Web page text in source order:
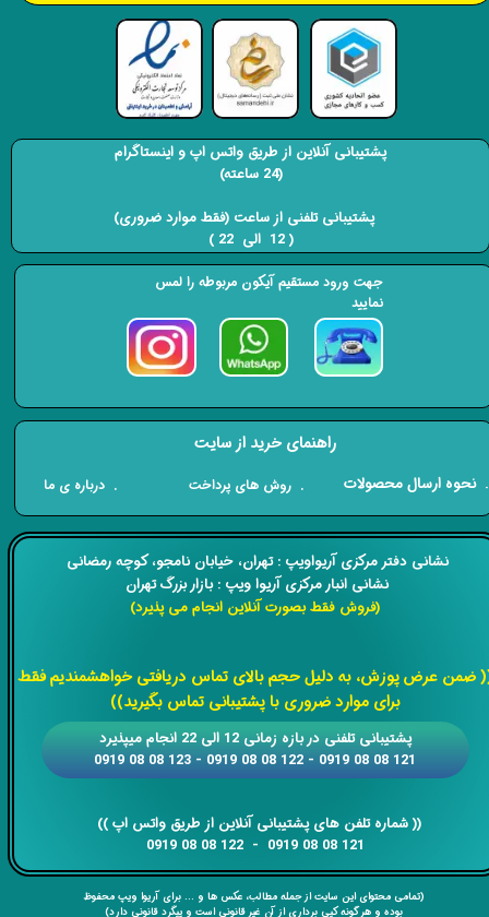
​​نشانی دفتر مرکزی آریواویپ : تهران، خیابان نامجو،کوچه رمضانی
نشانی انبار مرکزی آریوا ویپ : بازار بزرگ تهران
(فروش فقط بصورت آنلاین انجام می پذیرد)
ضمن عرض پوزش، به دلیل حجم بالای تماس دریافتی خواهشمندیم فقط
برای موارد ضروری با پشتیبانی تماس بگیرید))
​​​​​​​​​​​​​​(( ​​​​​​​شماره تلفن های پشتیبانی آنلاین از طریق واتس اپ ))
​​​​​​​121 08 08 0919 - 122 08 08 0919
​​پشتیبانی تلفنی در بازه زمانی 12 الی 22 انجام میپذیرد
121 08 08 0919 - 122 08 08 0919 - 123 08 08 0919
(تمامی محتوای این سایت از جمله مطالب، عکس ها و ... برای آریوا ویپ محفوظ
بوده و هر گونه کپی برداری از آن غیر قانونی است و پیگرد قانونی دارد)
راهنمای خرید از سایت
​. نحوه ارسال محصولات . روش های پرداخت . درباره ی ما
پشتیبانی آنلاین از طریق واتس اپ و اینستاگرام
(24 ساعته)
​​​​​​​ پشتیبانی تلفنی از ساعت (فقط موارد ضروری)
( 12 الی 22 ) ​​​​​​​
جهت ورود مستقیم آیکون مربوطه را لمس
نمایید